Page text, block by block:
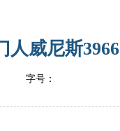
人威尼斯3966
字号：